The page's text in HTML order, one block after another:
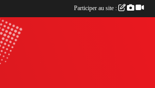
Participer au site :